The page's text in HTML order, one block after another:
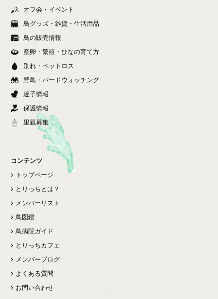
オフ会・イベント
鳥グッズ・雑貨・生活用品
鳥の販売情報
産卵・繁殖・ひなの育て方
別れ・ペットロス
野鳥・バードウォッチング
迷子情報
保護情報
里親募集
コンテンツ
トップページ
とりっちとは？
メンバーリスト
鳥図鑑
鳥病院ガイド
とりっちカフェ
メンバーブログ
よくある質問
お問い合わせ